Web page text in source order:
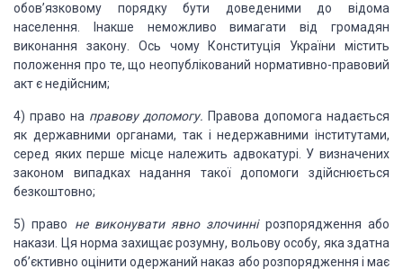
обов’язковому порядку бути доведеними до відома
населення. Інакше неможливо вимагати від громадян
виконання закону. Ось чомуКонституція України містить
положення про те, що неопублікований нормативно-правовий
акт є недійсним;
4) право на правову допомогу. Правова допомога надається
як державними органами, так і недержавними інститутами,
серед яких перше місце належить адвокатурі. У визначених
законом випадках надання такої допомоги здійснюється
безкоштовно;
5) право не виконувати явнозлочинні розпорядженняабо
накази. Ця норма захищає розумну, вольову особу, яка здатна
об’єктивно оцінити одержаний наказ або розпорядження і має